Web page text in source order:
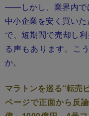
――しかし、業界内で
中小企業を安く買い
で、短期間で売却し
る声もあります。こ
か。
マラトンを巡る“転売
ページで正面から反